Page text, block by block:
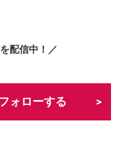
配信中！／
ォローする